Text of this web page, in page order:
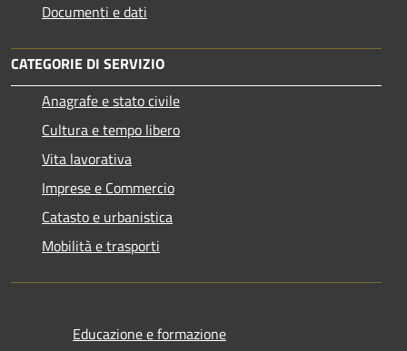
Documenti e dati
CATEGORIE DI SERVIZIO
Anagrafe e stato civile
Cultura e tempo libero
Vita lavorativa
Imprese e Commercio
Catasto e urbanistica
Mobilità e trasporti
Educazione e formazione